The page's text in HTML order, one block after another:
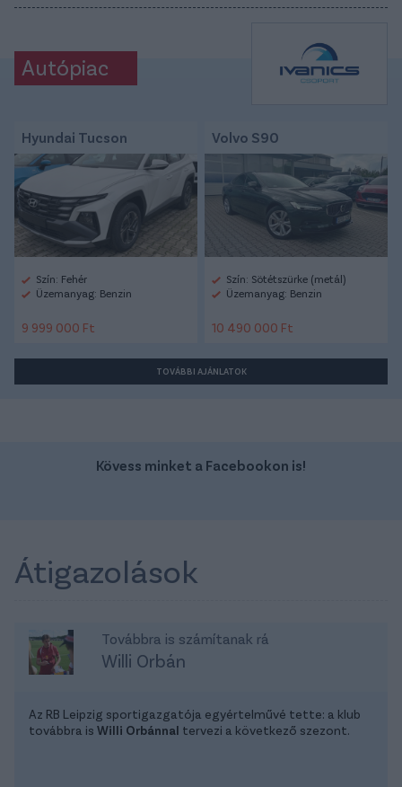
Autópiac
Hyundai Tucson
Szín: Fehér
Üzemanyag: Benzin
9 999 000 Ft
Volvo S90
Szín: Sötétszürke (metál)
Üzemanyag: Benzin
10 490 000 Ft
TOVÁBBI AJÁNLATOK
Kövess minket a Facebookon is!
Átigazolások
Továbbra is számítanak rá
Willi Orbán
Az RB Leipzig sportigazgatója egyértelművé tette: a klub
továbbra is Willi Orbánnal tervezi a következő szezont.